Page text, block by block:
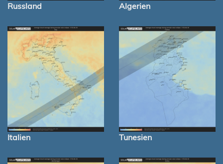
Russland Algerien
Italien Tunesien